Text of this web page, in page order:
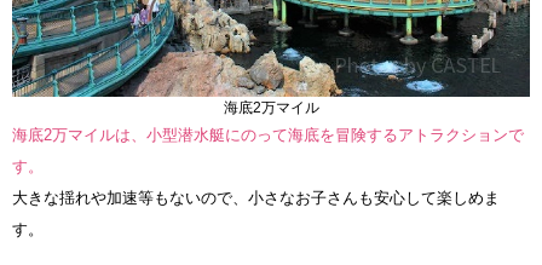
海底2万マイル
海底2万マイルは、小型潜水艇にのって海底を冒険するアトラクションで
す。
大きな揺れや加速等もないので、小さなお子さんも安心して楽しめま
す。